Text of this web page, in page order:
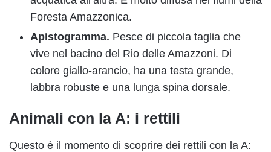
Foresta Amazzonica.
Apistogramma. Pesce di piccola taglia che
vive nel bacino del Rio delle Amazzoni. Di
colore giallo-arancio, ha una testa grande,
labbra robuste e una lunga spina dorsale.
Animali con la A: i rettili
Questo è il momento di scoprire dei rettili con la A: